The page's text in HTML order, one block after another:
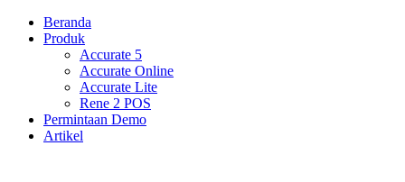
Beranda
Produk
Accurate 5
Accurate Online
Accurate Lite
Rene 2 POS
Permintaan Demo
Artikel